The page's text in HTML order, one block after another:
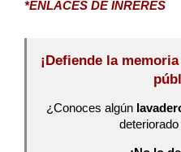
*ENLACES DE INRERÉS
¡Defiende la
¿Conoces algún